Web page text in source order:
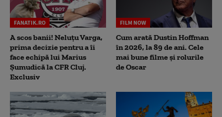
FANATIK.RO
A scos banii! Neluțu Varga,
prima decizie pentru a îi
face echipă lui Marius
Șumudică la CFR Cluj.
Exclusiv
FILM NOW
Cum arată Dustin Hoffman
în 2026, la 89 de ani. Cele
mai bune filme și rolurile
de Oscar